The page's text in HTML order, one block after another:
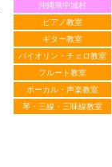
沖縄県中城村
ピアノ教室
ギター教室
バイオリン・チェロ教室
フルート教室
ボーカル・声楽教室
琴・三線・三味線教室